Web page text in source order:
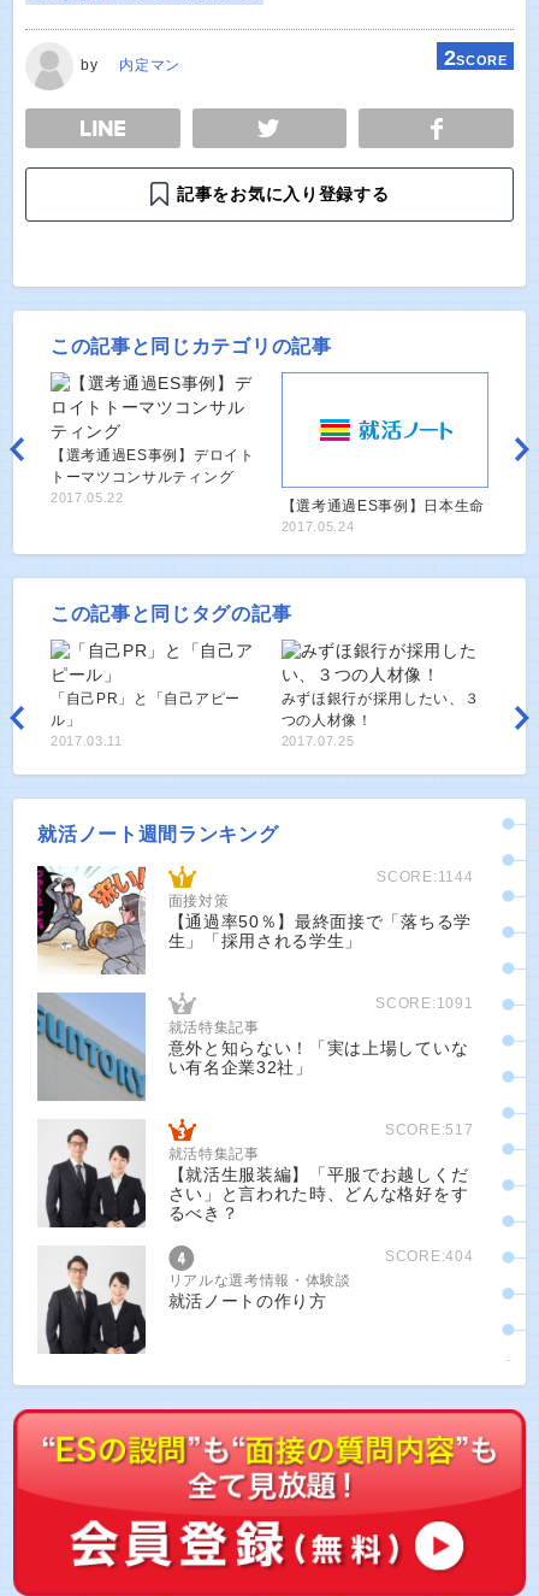
by 内定マン 2SCORE
TWEET
記事をお気に入り登録する
この記事と同じカテゴリの記事
【選考通過ES事例】デロイト
トーマツコンサルティング
2017.05.22
【選考通過ES事例】日本生命
2017.05.24
この記事と同じタグの記事
「自己PR」と「自己アピー
ル」
2017.03.11
みずほ銀行が採用したい、３
つの人材像！
2017.07.25
就活ノート週間ランキング
SCORE:1144
面接対策
【通過率50％】最終面接で「落ちる学
生」「採用される学生」
SCORE:1091
就活特集記事
意外と知らない！「実は上場していな
い有名企業32社」
SCORE:517
就活特集記事
【就活生服装編】「平服でお越しくだ
さい」と言われた時、どんな格好をす
るべき？
SCORE:404
リアルな選考情報・体験談
就活ノートの作り方